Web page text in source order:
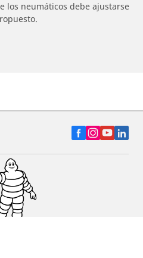
los neumáticos debe ajustarse